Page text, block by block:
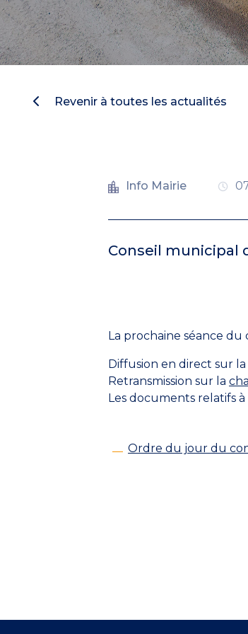
Revenir à toutes les actualités
Info Mairie
Conseil municipal
La prochaine séance du
Diffusion en direct sur la
Retransmission sur la
Les documents relatifs
Ordre du jour du